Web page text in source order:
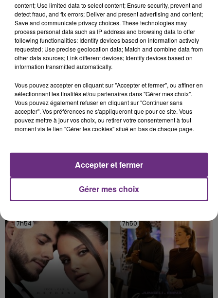
SES PORTES
C'était l'une des institutions du centre-ville
rémois. Le magasin JouéClub est contraint de
fermer ses portes.
TITRES DIFFUSÉS
8h00
8h00
JENNIFER LOPEZ & DAVID GUETTA
Save Me Tonight
7h57
7h57
Hate That I Made You Love
Me
7h54
7h54 7h50
7h50
content; Use limited data to select content; Ensure security, prevent and
detect fraud, and fix errors; Deliver and present advertising and content;
Save and communicate privacy choices. These technologies may
process personal data such as IP address and browsing data to offer
following functionalities: Identify devices based on information actively
requested; Use precise geolocation data; Match and combine data from
other data sources; Link different devices; Identify devices based on
information transmitted automatically.
Vous pouvez accepter en cliquant sur "Accepter et fermer", ou affiner en
sélectionnant les finalités et/ou partenaires dans "Gérer mes choix".
Vous pouvez également refuser en cliquant sur "Continuer sans
accepter". Vos préférences ne s'appliqueront que pour ce site. Vous
pouvez mettre à jour vos choix, ou retirer votre consentement à tout
moment via le lien "Gérer les cookies" situé en bas de chaque page.
Gérer mes choix
Accepter et fermer